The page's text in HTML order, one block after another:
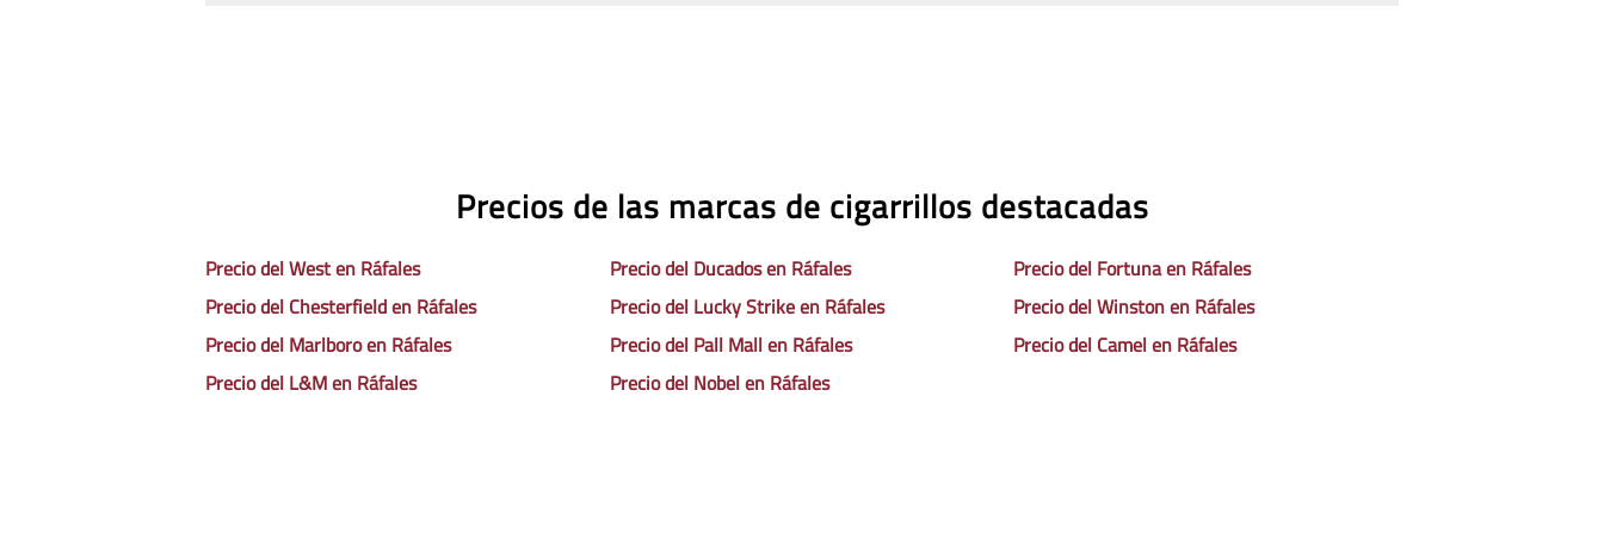
Precios de las marcas de cigarrillos destacadas
Precio del West en Ráfales
Precio del Chesterfield en Ráfales
Precio del Marlboro en Ráfales
Precio del L&M en Ráfales
Precio del Ducados en Ráfales
Precio del Lucky Strike en Ráfales
Precio del Pall Mall en Ráfales
Precio del Nobel en Ráfales
Precio del Fortuna en Ráfales
Precio del Winston en Ráfales
Precio del Camel en Ráfales